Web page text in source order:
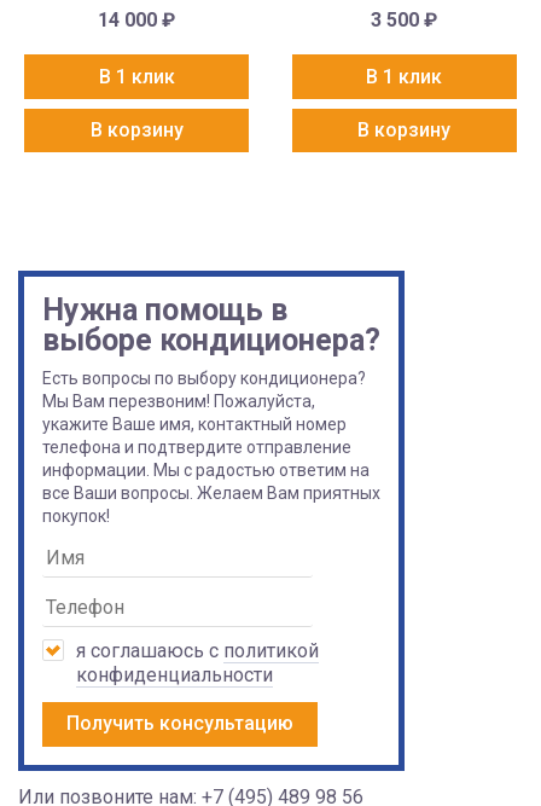
14 000₽
В 1 клик
В корзину
3 500₽
В 1 клик
В корзину
Нужна помощь в
выборе кондиционера?
Есть вопросы по выбору кондиционера?
Мы Вам перезвоним! Пожалуйста,
укажите Ваше имя, контактный номер
телефона и подтвердите отправление
информации. Мы с радостью ответим на
все Ваши вопросы. Желаем Вам приятных
покупок!
я соглашаюсь с политикой
конфиденциальности
Получить консультацию
Или позвоните нам: +7 (495) 489 98 56